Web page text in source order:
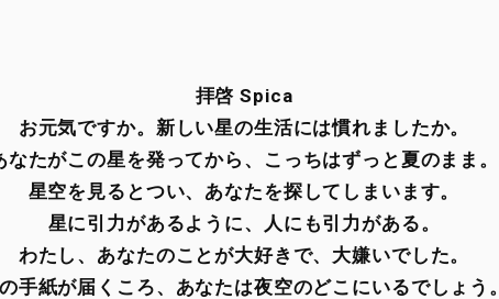
拝啓 Spica
お元気ですか。新しい星の生活には慣れましたか。
なたがこの星を発ってから、こっちはずっと夏のまま。
星空を見るとつい、あなたを探してしまいます。
星に引力があるように、人にも引力がある。
わたし、あなたのことが大好きで、大嫌いでした。
手紙が届くころ、あなたは夜空のどこにいるでしょう。